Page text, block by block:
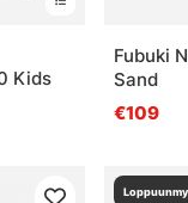
5:sta tähdestä
Kids
Fubuki
Sand
€109